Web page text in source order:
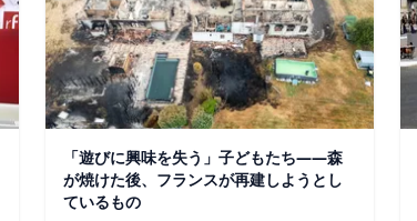
「遊びに興味を失う」子どもたち——森
が焼けた後、フランスが再建しようとし
ているもの